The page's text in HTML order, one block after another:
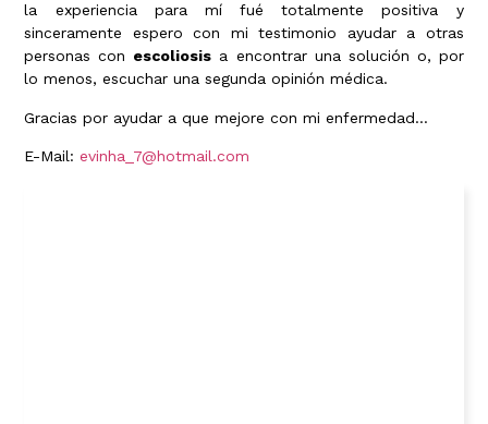
la experiencia para mí fué totalmente positiva y
sinceramente espero con mi testimonio ayudar a otras
personas con escoliosis a encontrar una solución o, por
lo menos, escuchar una segunda opinión médica.
Gracias por ayudar a que mejore con mi enfermedad…
E-Mail:evinha_7@hotmail.com